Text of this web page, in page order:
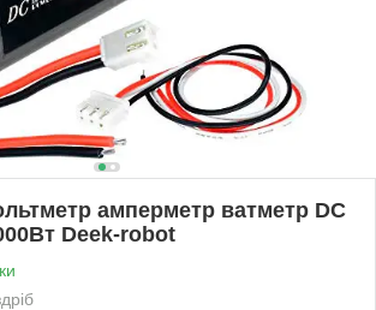
амперметр ватметр DC
Deek-robot